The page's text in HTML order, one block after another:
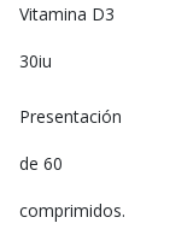
Vitamina D3
30iu
Presentación
de 60
comprimidos.